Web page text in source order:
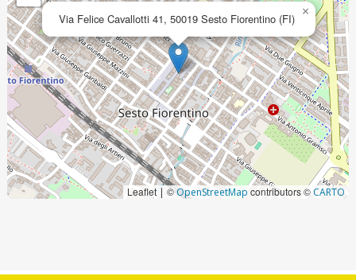
Via Felice Cavallotti 41, 50019 Sesto Fiorentino (FI) ×
Leaflet | ©OpenStreetMap contributors ©CARTO